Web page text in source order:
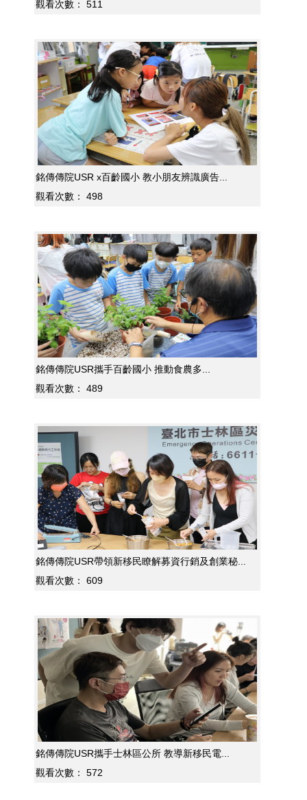
觀看次數：
511
銘傳傳院USR x百齡國小 教小朋友辨識廣告...
觀看次數：
498
銘傳傳院USR攜手百齡國小 推動食農多...
觀看次數：
489
銘傳傳院USR帶領新移民瞭解募資行銷及創業秘...
觀看次數：
609
銘傳傳院USR攜手士林區公所 教導新移民電...
觀看次數：
572